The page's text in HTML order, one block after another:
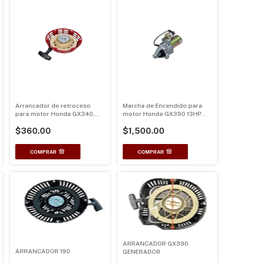
Arrancador de retroceso
para motor Honda GX340,
$360.00
Marcha de Encendido para
motor Honda GX390 13HP
$1,500.00
ARRANCADOR 190
ARRANCADOR GX390
GENERADOR